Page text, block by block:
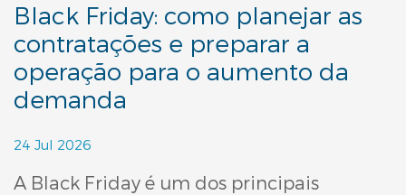
Black Friday: como planejar as
contratações e preparar a
operação para o aumento da
demanda
24 Jul 2026
A Black Friday é um dos principais